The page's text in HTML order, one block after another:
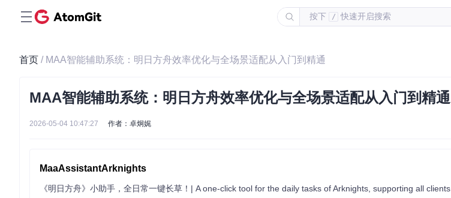
按下 / 快速开启搜索
首页 / MAA智能辅助系统：明日方舟效率优化与全场景适配从入门到精通
MAA智能辅助系统：明日方舟效率优化与全场景适配从入门到精通
2026-05-04 10:47:27 作者：卓炯娓
MaaAssistantArknights
《明日方舟》小助手，全日常一键长草！| A one-click tool for the daily tasks of Arknights, supporting all clients.